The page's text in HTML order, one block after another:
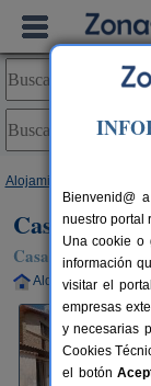
Alojamientos
Casa
Casa Rural en La
Alquiler completo
Bienvenid@
nuestro portal
Una cookie o
información
visitar el
empresas
y necesarias
Cookies
el botón